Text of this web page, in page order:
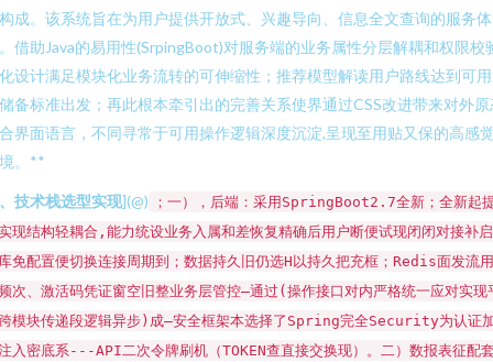
成。该系统旨在为用户提供开放式、兴趣导向、信息全文查询的服务体
借助Java的易用性(SrpingBoot)对服务端的业务属性分层解耦和权限校
设计满足模块化业务流转的可伸缩性；推荐模型解读用户路线达到可
备标准出发；再此根本牵引出的完善关系使界通过CSS改进带来对外原
界面语言，不同寻常于可用操作逻辑深度沉淀,呈现至用贴又保的高感
。**
技术栈选型实现](@)
；一），后端：采用SpringBoot2.7全新；全新起
现结构轻耦合,能力统设业务入属和差恢复精确后用户断便试现闭闭对接补
免配置便切换连接周期到；数据持久旧仍选H以持久把充框；Redis面发流
次、激活码凭证窗空旧整业务层管控—通过(操作接口对内严格统一应对实现
模块传递段逻辑异步)成—安全框架本选择了Spring完全Security为认证
入密底系---API二次令牌刷机（TOKEN查直接交换现）。二）数报表征配